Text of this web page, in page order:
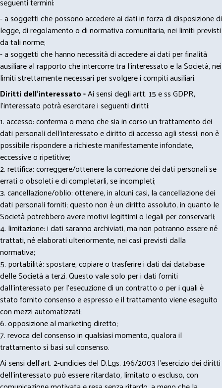
- a soggetti che possono accedere ai dati in forza di disposizione di
legge, di regolamento o di normativa comunitaria, nei limiti previsti
da tali norme;
- a soggetti che hanno necessità di accedere ai dati per finalità
ausiliare al rapporto che intercorre tra l’interessato e la Società, nei
limiti strettamente necessari per svolgere i compiti ausiliari.
Diritti dell’interessato -Ai sensi degli artt. 15 e ss GDPR,
l’interessato potrà esercitare i seguenti diritti:
1. accesso: conferma o meno che sia in corso un trattamento dei
dati personali dell’interessato e diritto di accesso agli stessi; non è
possibile rispondere a richieste manifestamente infondate,
eccessive o ripetitive;
2. rettifica: correggere/ottenere la correzione dei dati personali se
errati o obsoleti e di completarli, se incompleti;
3. cancellazione/oblio: ottenere, in alcuni casi, la cancellazione dei
dati personali forniti; questo non è un diritto assoluto, in quanto le
Società potrebbero avere motivi legittimi o legali per conservarli;
4. limitazione: i dati saranno archiviati, ma non potranno essere né
trattati, né elaborati ulteriormente, nei casi previsti dalla
normativa;
5. portabilità: spostare, copiare o trasferire i dati dai database
delle Società a terzi. Questo vale solo per i dati forniti
dall’interessato per l’esecuzione di un contratto o per i quali è
stato fornito consenso e espresso e il trattamento viene eseguito
con mezzi automatizzati;
6. opposizione al marketing diretto;
7. revoca del consenso in qualsiasi momento, qualora il
trattamento si basi sul consenso.
Ai sensi dell’art. 2-undicies del D.Lgs. 196/2003 l’esercizio dei diritti
dell’interessato può essere ritardato, limitato o escluso, con